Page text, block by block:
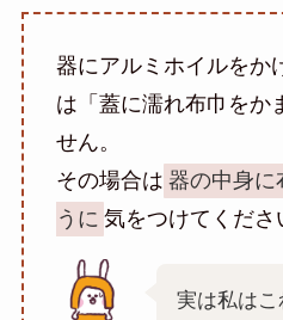
器にアルミホイルをか
は「蓋に濡れ布巾をか
せん。
その場合は 器の中身に
うに 気をつけてくださ
実は私は